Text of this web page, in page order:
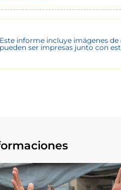
Este informe incluye imágenes
pueden ser impresas junto con